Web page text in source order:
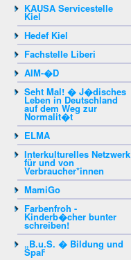
KAUSA Servicestelle
Kiel
Hedef Kiel
Fachstelle Liberi
AIM-�D
Seht Mal! � J�disches
Leben in Deutschland
auf dem Weg zur
Normalit�t
ELMA
Interkulturelles Netzwerk
für und von
Verbraucher*innen
MamiGo
Farbenfroh -
Kinderb�cher bunter
schreiben!
„B.u.S. � Bildung und
Spaߓ